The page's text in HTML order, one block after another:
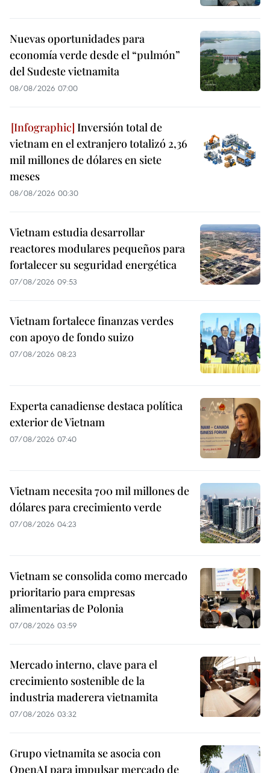
Nuevas oportunidades para
economía verde desde el “pulmón”
del Sudeste vietnamita
08/08/2026 07:00
Inversión total de
vietnam en el extranjero totalizó 2,36
mil millones de dólares en siete
meses
08/08/2026 00:30
Vietnam estudia desarrollar
reactores modulares pequeños para
fortalecer su seguridad energética
07/08/2026 09:53
Vietnam fortalece finanzas verdes
con apoyo de fondo suizo
07/08/2026 08:23
Experta canadiense destaca política
exterior de Vietnam
07/08/2026 07:40
Vietnam necesita 700 mil millones de
dólares para crecimiento verde
07/08/2026 04:23
Vietnam se consolida como mercado
prioritario para empresas
alimentarias de Polonia
07/08/2026 03:59
Mercado interno, clave para el
crecimiento sostenible de la
industria maderera vietnamita
07/08/2026 03:32
Grupo vietnamita se asocia con
OpenAI para impulsar mercado de